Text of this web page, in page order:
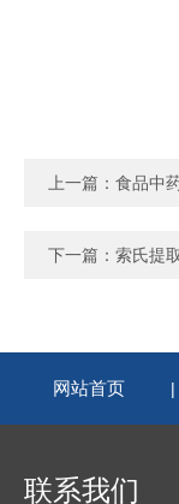
上一篇： 食品中
下一篇： 索氏提
网站首页
联系我们